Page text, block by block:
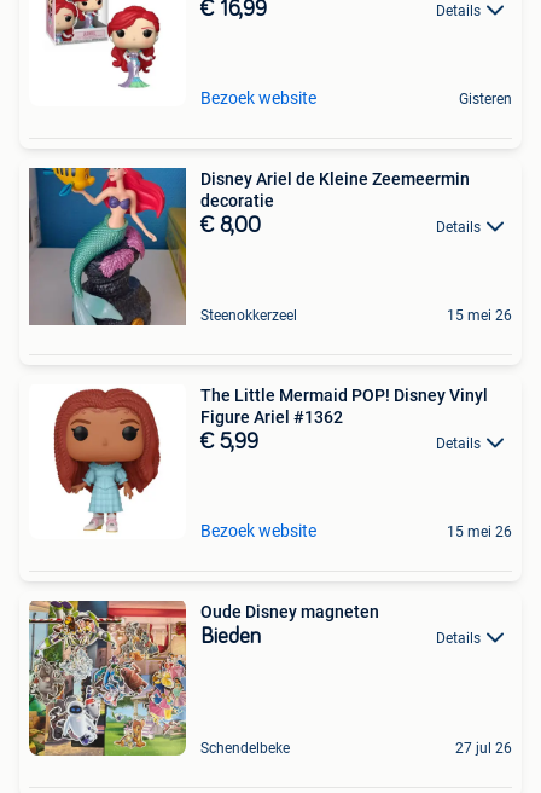
€ 16,99 Details
Bezoek website Gisteren
Disney Ariel de Kleine Zeemeermin
decoratie
€ 8,00 Details
Steenokkerzeel 15 mei 26
The Little Mermaid POP! Disney Vinyl
Figure Ariel #1362
€ 5,99 Details
Bezoek website 15 mei 26
Oude Disney magneten
Bieden Details
Schendelbeke 27 jul 26